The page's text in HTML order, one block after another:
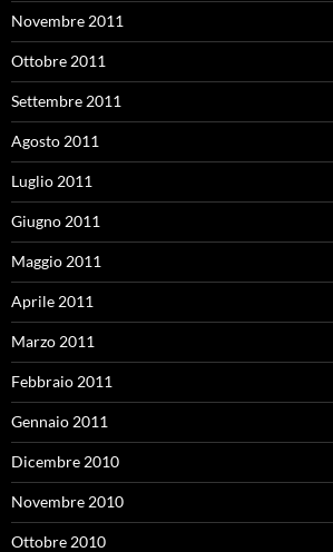
Novembre 2011
Ottobre 2011
Settembre 2011
Agosto 2011
Luglio 2011
Giugno 2011
Maggio 2011
Aprile 2011
Marzo 2011
Febbraio 2011
Gennaio 2011
Dicembre 2010
Novembre 2010
Ottobre 2010